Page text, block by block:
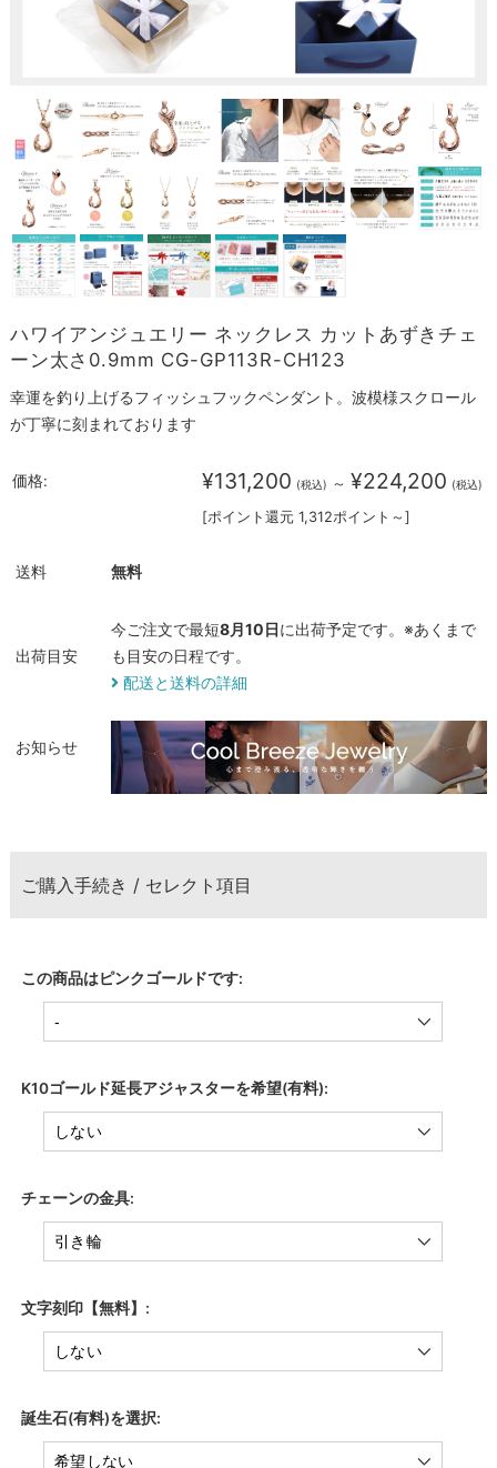
ハワイアンジュエリー ネックレス カットあずきチェ
ーン太さ0.9mm CG-GP113R-CH123
幸運を釣り上げるフィッシュフックペンダント。波模様スクロール
が丁寧に刻まれております
価格: ¥131,200 (税込) ～ ¥224,200 (税込)
[ポイント還元 1,312ポイント～]
送料 無料
出荷目安
今ご注文で最短8月10日に出荷予定です。※あくまで
も目安の日程です。
配送と送料の詳細
お知らせ
ご購入手続き / セレクト項目
この商品はピンクゴールドです:
K10ゴールド延長アジャスターを希望(有料):
チェーンの金具:
文字刻印【無料】:
誕生石(有料)を選択: